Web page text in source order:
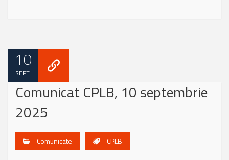
10
SEPT.
Comunicat CPLB, 10 septembrie
2025
Comunicate CPLB